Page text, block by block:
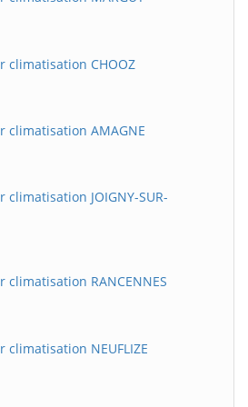
climatisation CHOOZ
climatisation AMAGNE
JOIGNY-SUR-
RANCENNES
NEUFLIZE